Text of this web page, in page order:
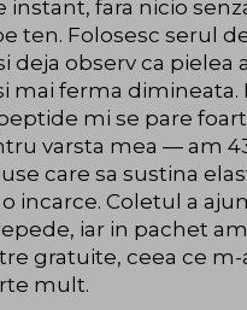
instant, fara nicio
ten. Folosesc serul
deja observ ca pielea
mai ferma dimineata.
mi se pare
varsta mea — am
care sa sustina
incarce. Coletul a
iar in pachet
gratuite, ceea ce m-
mult.